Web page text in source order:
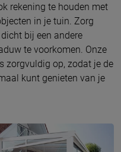
rekening te houden met
in je tuin. Zorg
bij een andere
te voorkomen. Onze
zorgvuldig op, zodat je de
kunt genieten van je